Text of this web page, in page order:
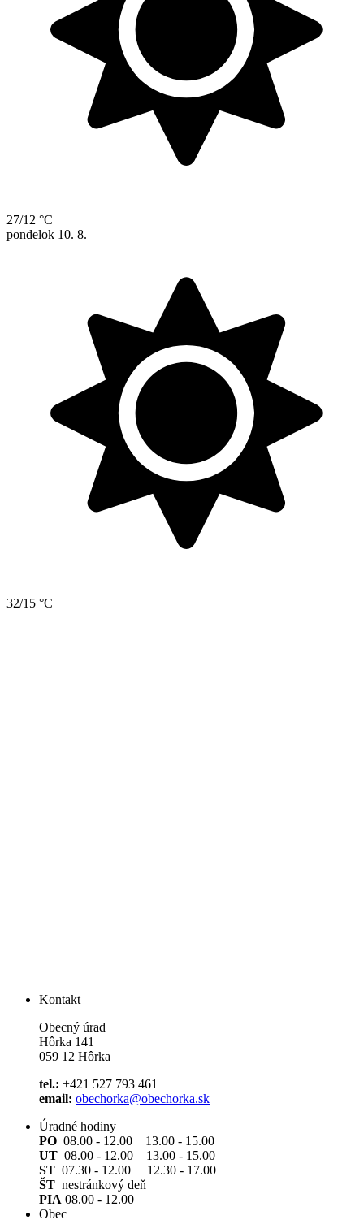
27/12 °C
pondelok 10. 8.
32/15 °C
Kontakt
Obecný úrad
Hôrka 141
059 12 Hôrka
tel.: +421 527 793 461
email: obechorka@obechorka.sk
Úradné hodiny
PO 08.00 - 12.00 13.00 - 15.00
UT 08.00 - 12.00 13.00 - 15.00
ST 07.30 - 12.00 12.30 - 17.00
ŠT nestránkový deň
PIA 08.00 - 12.00
Obec